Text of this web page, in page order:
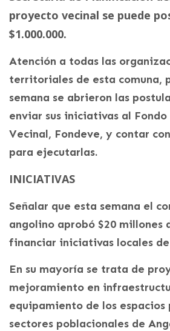
proyecto vecinal se puede
$1.000.000.
Atención a todas las
territoriales de esta comuna,
semana se abrieron las
enviar sus iniciativas al
Vecinal, Fondeve, y contar
para ejecutarlas.
INICIATIVAS
Señalar que esta semana el
angolino aprobó $20 millones
financiar iniciativas locales
En su mayoría se trata de
mejoramiento en
equipamiento de los espacios
sectores poblacionales de